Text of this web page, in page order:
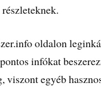
oldalon
infókat
viszont egyéb